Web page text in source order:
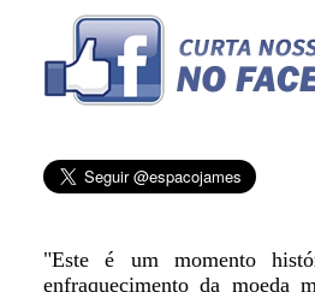
"Este é um momento
enfraquecimento da moeda